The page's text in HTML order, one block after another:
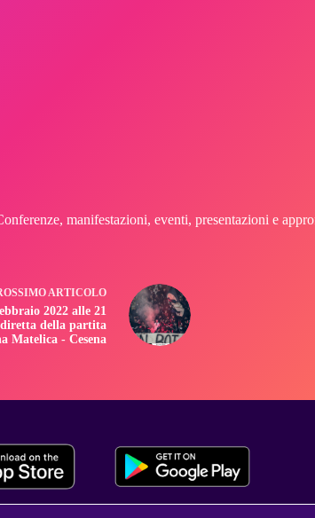
manifestazioni, eventi, presentazioni e
ARTICOLO
2022 alle 21
della partita
Matelica - Cesena